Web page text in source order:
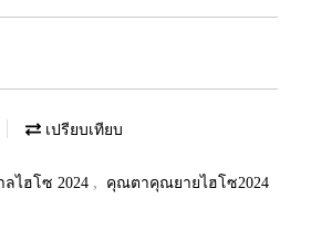
เปรียบเทียบ
ไฮโซ 2024 , คุณตาคุณยายไฮโซ2024